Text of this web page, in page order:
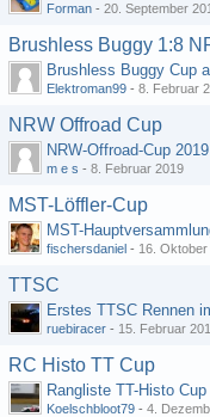
Forman - 20. September
Brushless Buggy 1:8
Elektroman99 - 8. Februar
NRW Offroad Cup
NRW-Offroad-Cup 2019
m e s - 8. Februar 2019
MST-Löffler-Cup
MST-
fischersdaniel - 16. Oktober
TTSC
ruebiracer - 15. Februar
RC Histo TT Cup
Rangliste TT-Histo
Koelschbloot79 - 4.